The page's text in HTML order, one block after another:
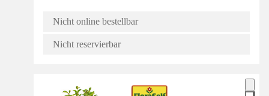
Nicht online bestellbar
Nicht reservierbar